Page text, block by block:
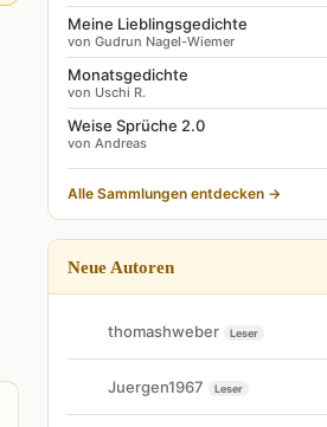
Meine Lieblingsgedichte
von Gudrun Nagel-Wiemer
Monatsgedichte
von Uschi R.
Weise Sprüche 2.0
von Andreas
Alle Sammlungen entdecken →
Neue Autoren
thomashweber Leser
Juergen1967 Leser